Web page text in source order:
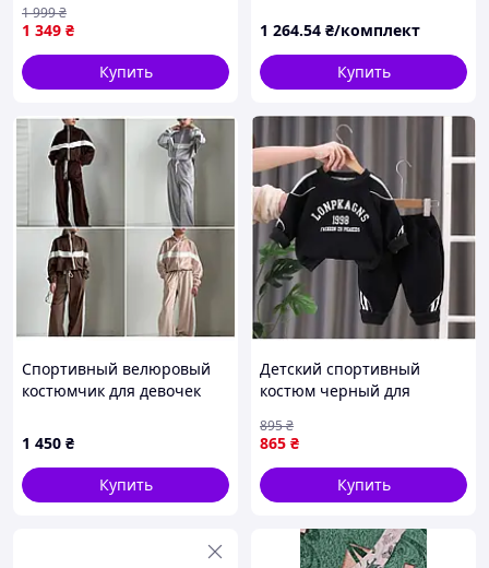
см Синий (26072707D)
1 349 ₴
1 999₴
Купить
1 264.54 ₴/комплект
Купить
Спортивный велюровый
костюмчик для девочек
1 450 ₴
Купить
Детский спортивный
костюм черный для
865 ₴
895₴
Купить